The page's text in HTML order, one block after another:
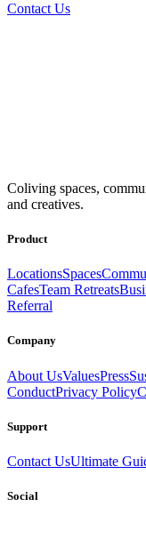
Contact Us
equipped with
productive.
Coliving spaces,
and creatives.
Product
LocationsSpaces
CafesTeam Retreats
Referral
Company
About UsValuesPress
ConductPrivacy Policy
Support
Contact UsUltimate
Social